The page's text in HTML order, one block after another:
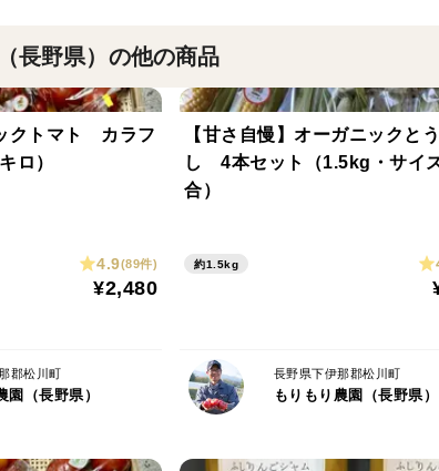
中央
て南
よっ
し
育
長野県）の他の商品
クトマト カラフ
ロ）
4.9(89件)
¥2,480
郡松川町
園（長野県）
【甘さ自慢】オーガニックと
し 4本セット（1.5kg・サイ
合）
約1.5kg
長野県下伊那郡松川町
もりもり農園（長野県）